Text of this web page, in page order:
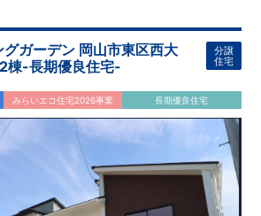
道路は位置指定道路で、駐車時の切り返
ます。
搭載 ◆長期優良住宅認定物件 ◆住宅性能
計】◆耐震等級３◆断熱等性能等級５
購入後はアフターサポートで安心
※クリッ
す
＊
ンカタログ】こちらからご覧いただけま
ください）
せ下さい♪ 熊谷営業所 0120-767-108ネ
ます。
その他エリア、
熊谷営業所の取扱
グガーデン 岡山市東区西大
棟-長期優良住宅-
分譲
住宅
みらいエコ住宅2026事業 長期優良住宅